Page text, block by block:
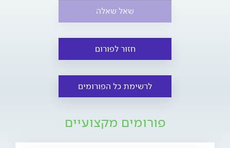
שאל שאלה
חזור לפורום
לרשימת כל הפורומים
פורומים מקצועיים